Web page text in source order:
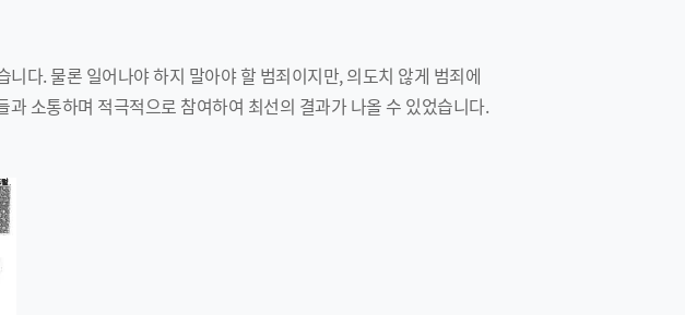
다. 물론 일어나야 하지 말아야 할 범죄이지만, 의도치 않게 범죄에
소통하며 적극적으로 참여하여 최선의 결과가 나올 수 있었습니다.